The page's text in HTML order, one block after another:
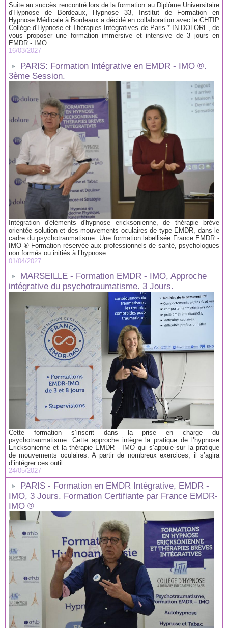
Suite au succès rencontré lors de la formation au Diplôme Universitaire
d'Hypnose de Bordeaux, Hypnose 33, Institut de Formation en
Hypnose Médicale à Bordeaux a décidé en collaboration avec le CHTIP
Collège d'Hypnose et Thérapies Intégratives de Paris * IN-DOLORE, de
vous proposer une formation immersive et intensive de 3 jours en
EMDR - IMO...
16/03/2027
PARIS: Formation Intégrative en EMDR - IMO ®.
3ème Session.
Intégration d'éléments d'hypnose ericksonienne, de thérapie brève
orientée solution et des mouvements oculaires de type EMDR, dans le
cadre du psychotraumatisme. Une formation labellisée France EMDR -
IMO ® Formation réservée aux professionnels de santé, psychologues
non formés ou initiés à l’hypnose....
01/04/2027
MARSEILLE - Formation EMDR - IMO, Approche
intégrative du psychotraumatisme. 3 Jours.
Cette formation s’inscrit dans la prise en charge du
psychotraumatisme. Cette approche intègre la pratique de l’hypnose
Ericksonienne et la thérapie EMDR - IMO qui s’appuie sur la pratique
de mouvements oculaires. A partir de nombreux exercices, il s’agira
d’intégrer ces outil...
24/05/2027
PARIS - Formation en EMDR Intégrative, EMDR -
IMO, 3 Jours. Formation Certifiante par France EMDR-
IMO ®